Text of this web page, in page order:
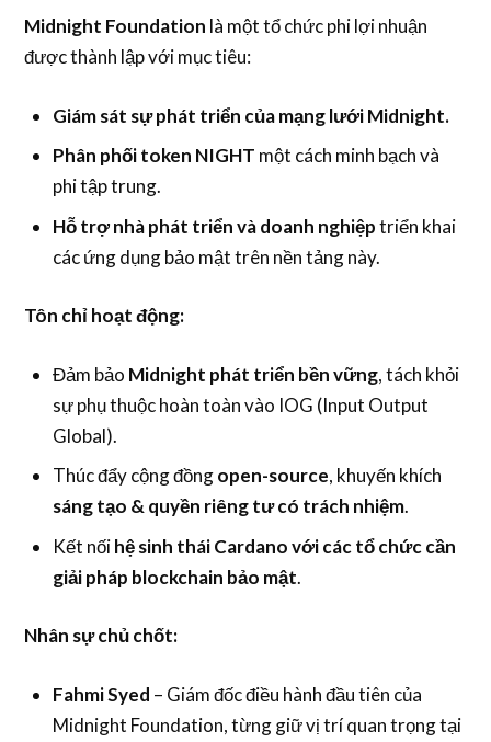
Midnight Foundation là một tổ chức phi lợi nhuận
được thành lập với mục tiêu:
Giám sát sự phát triển của mạng lưới Midnight.
Phân phối token NIGHT một cách minh bạch và
phi tập trung.
Hỗ trợ nhà phát triển và doanh nghiệptriển khai
các ứng dụng bảo mật trên nền tảng này.
Tôn chỉ hoạt động:
Đảm bảo Midnight phát triển bền vững, tách khỏi
sự phụ thuộc hoàn toàn vào IOG (Input Output
Global).
Thúc đẩy cộng đồngopen-source, khuyến khích
sáng tạo & quyền riêng tư có trách nhiệm.
Kết nốihệ sinh thái Cardano với các tổ chức cần
giải pháp blockchain bảo mật.
Nhân sự chủ chốt:
Fahmi Syed – Giám đốc điều hành đầu tiên của
Midnight Foundation, từng giữ vị trí quan trọng tại